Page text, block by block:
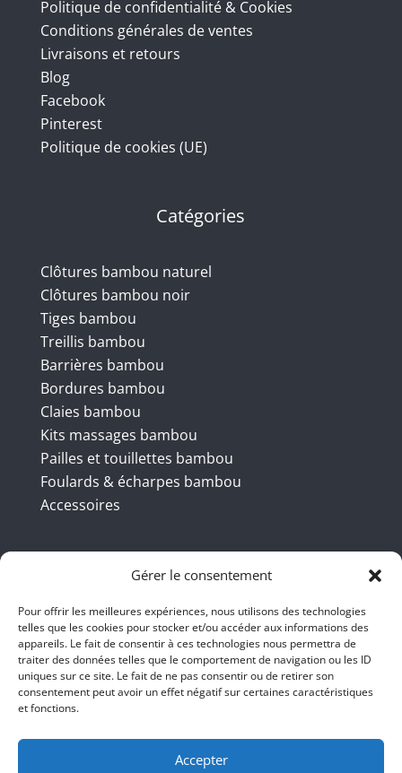
Gérer le consentement
Pour offrir les meilleures expériences, nous utilisons des technologies
telles que les cookies pour stocker et/ou accéder aux informations des
appareils. Le fait de consentir à ces technologies nous permettra de
traiter des données telles que le comportement de navigation ou les ID
uniques sur ce site. Le fait de ne pas consentir ou de retirer son
consentement peut avoir un effet négatif sur certaines caractéristiques
et fonctions.
Accepter
Politique de confidentialité & Cookies
Conditions générales de ventes
Livraisons et retours
Blog
Facebook
Pinterest
Politique de cookies (UE)
Catégories
Clôtures bambou naturel
Clôtures bambou noir
Tiges bambou
Treillis bambou
Barrières bambou
Bordures bambou
Claies bambou
Kits massages bambou
Pailles et touillettes bambou
Foulards & écharpes bambou
Accessoires
Coordonnées
BBB INT LTD – RUE DU BAMBOU.COM
145 rue de la République 95100
Argenteuil
bienvenue@ruedubambou.com